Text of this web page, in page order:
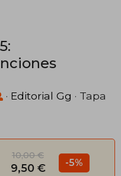
· Editorial Gg · Tapa
10,00 €
9,50 € -5%